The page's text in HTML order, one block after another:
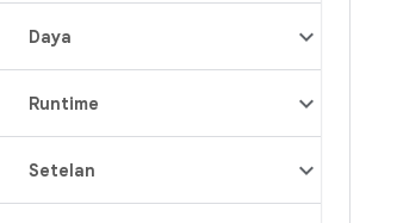
Daya
Runtime
Setelan